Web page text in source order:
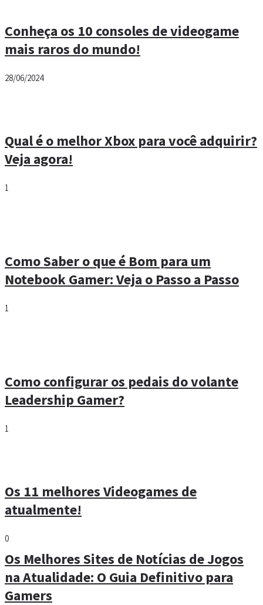
Conheça os 10 consoles de videogame
mais raros do mundo!
28/06/2024
Qual é o melhor Xbox para você adquirir?
Veja agora!
1
Como Saber o que é Bom para um
Notebook Gamer: Veja o Passo a Passo
1
Como configurar os pedais do volante
Leadership Gamer?
1
Os 11 melhores Videogames de
atualmente!
0
Os Melhores Sites de Notícias de Jogos
na Atualidade: O Guia Definitivo para
Gamers